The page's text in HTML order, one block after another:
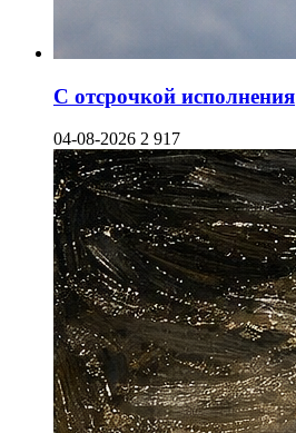
С отсрочкой исполнения
04-08-2026 2 917